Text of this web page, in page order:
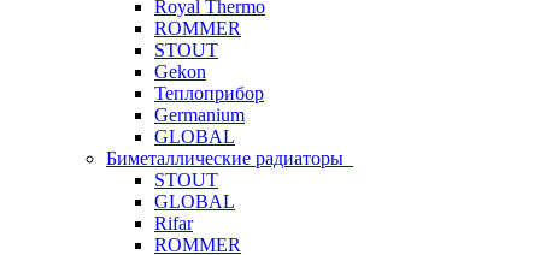
Royal Thermo
ROMMER
STOUT
Gekon
Теплоприбор
Germanium
GLOBAL
Биметаллические радиаторы
STOUT
GLOBAL
Rifar
ROMMER